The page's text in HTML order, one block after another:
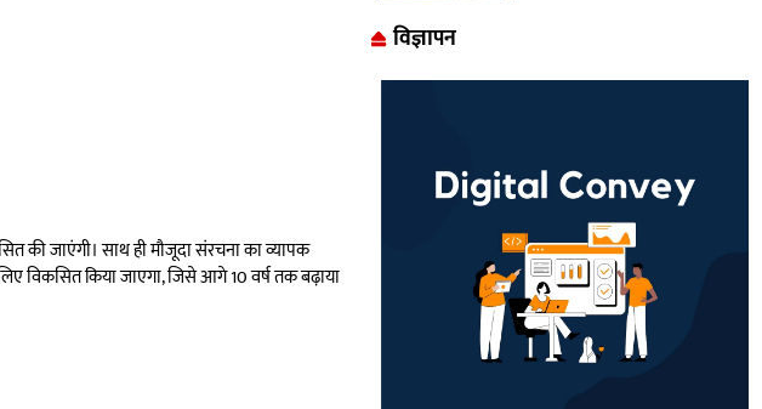
की जाएंगी। साथ ही मौजूदा संरचना का व्यापक
विकसित किया जाएगा, जिसे आगे 10 वर्ष तक बढ़ाया
विज्ञापन